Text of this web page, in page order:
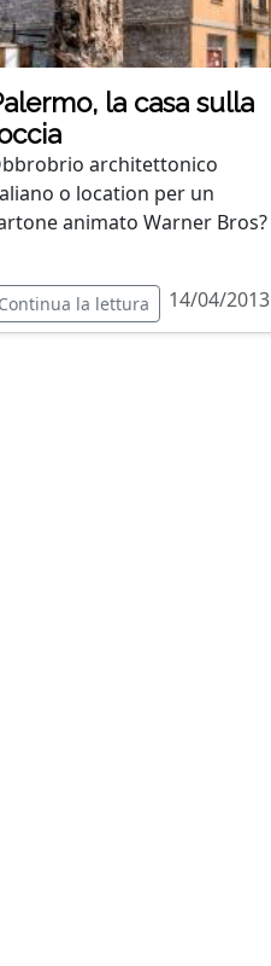
la casa sulla
architettonico
o location per un
animato Warner Bros?
Continua la lettura 14/04/2013